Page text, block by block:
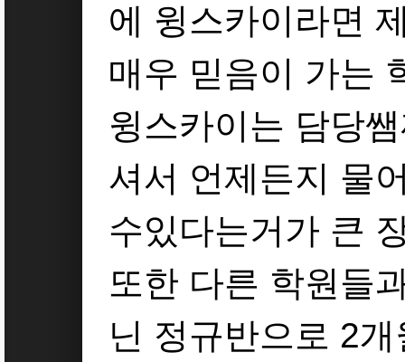
에 윙스카이라면
매우 믿음이 가는
윙스카이는 담당
셔서 언제든지 물
수있다는거가 큰
또한 다른 학원들
닌 정규반으로 2